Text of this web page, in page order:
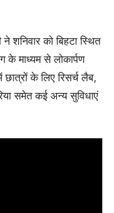
शनिवार को बिहटा स्थित
के माध्यम से लोकार्पण
के लिए रिसर्च लैब,
समेत कई अन्य सुविधाएं